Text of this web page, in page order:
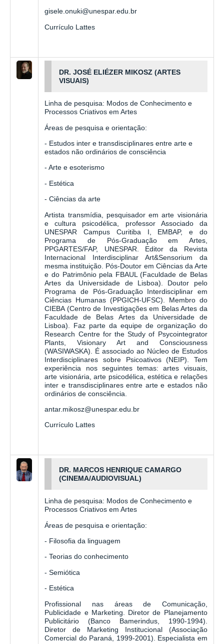
gisele.onuki@unespar.edu.br
Currículo Lattes
DR. JOSÉ ELIÉZER MIKOSZ (ARTES
VISUAIS)
Linha de pesquisa: Modos de Conhecimento e
Processos Criativos em Artes
Áreas de pesquisa e orientação:
- Estudos inter e transdisciplinares entre arte e
estados não ordinários de consciência
- Arte e esoterismo
- Estética
- Ciências da arte
Artista transmídia, pesquisador em arte visionária
e cultura psicodélica, professor Associado da
UNESPAR Campus Curitiba I, EMBAP, e do
Programa de Pós-Graduação em Artes,
PPGARTES/FAP, UNESPAR. Editor da Revista
Internacional Interdisciplinar Art&Sensorium da
mesma instituição. Pós-Doutor em Ciências da Arte
e do Patrimônio pela FBAUL (Faculdade de Belas
Artes da Universidade de Lisboa). Doutor pelo
Programa de Pós-Graduação Interdisciplinar em
Ciências Humanas (PPGICH-UFSC). Membro do
CIEBA (Centro de Investigações em Belas Artes da
Faculdade de Belas Artes da Universidade de
Lisboa). Faz parte da equipe de organização do
Research Centre for the Study of Psycointegrator
Plants, Visionary Art and Consciousness
(WASIWASKA). É associado ao Núcleo de Estudos
Interdisciplinares sobre Psicoativos (NEIP). Tem
experiência nos seguintes temas: artes visuais,
arte visionária, arte psicodélica, estética e relações
inter e transdisciplinares entre arte e estados não
ordinários de consciência.
antar.mikosz@unespar.edu.br
Currículo Lattes
DR. MARCOS HENRIQUE CAMARGO
(CINEMA/AUDIOVISUAL)
Linha de pesquisa: Modos de Conhecimento e
Processos Criativos em Artes
Áreas de pesquisa e orientação:
- Filosofia da linguagem
- Teorias do conhecimento
- Semiótica
- Estética
Profissional nas áreas de Comunicação,
Publicidade e Marketing. Diretor de Planejamento
Publicitário (Banco Bamerindus, 1990-1994).
Diretor de Marketing Institucional (Associação
Comercial do Paraná, 1999-2001). Especialista em